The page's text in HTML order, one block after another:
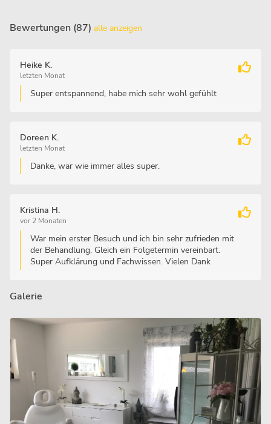
Bewertungen (87) alle anzeigen
Heike K.
letzten Monat
Super entspannend, habe mich sehr wohl gefühlt
Doreen K.
letzten Monat
Danke, war wie immer alles super.
Kristina H.
vor 2 Monaten
War mein erster Besuch und ich bin sehr zufrieden mit
der Behandlung. Gleich ein Folgetermin vereinbart.
Super Aufklärung und Fachwissen. Vielen Dank
Galerie